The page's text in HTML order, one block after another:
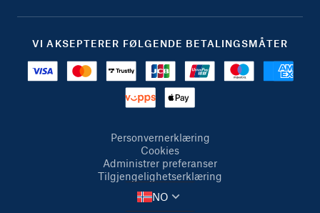
VI AKSEPTERER FØLGENDE BETALINGSMÅTER
Personvernerklæring
Cookies
Administrer preferanser
Tilgjengelighetserklæring
NO